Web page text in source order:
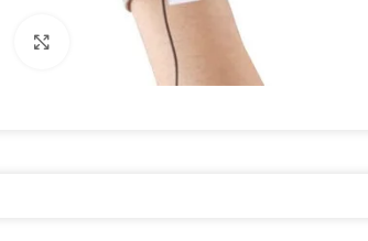
Spustelėkite, kad padidintumėte